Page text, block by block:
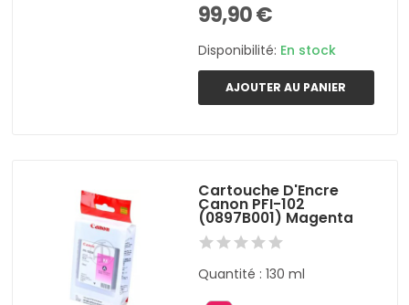
99,90 €
Disponibilité: En stock
AJOUTER AU PANIER
Cartouche D'Encre
Canon PFI-102
(0897B001) Magenta
Quantité : 130 ml